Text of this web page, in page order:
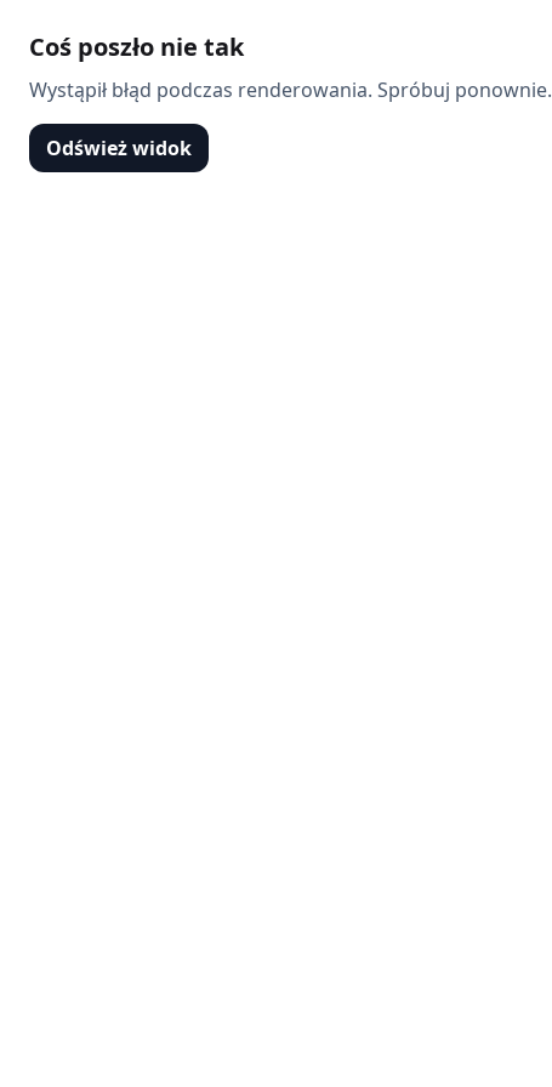
Coś poszło nie tak
Wystąpił błąd podczas renderowania. Spróbuj ponownie.
Odśwież widok